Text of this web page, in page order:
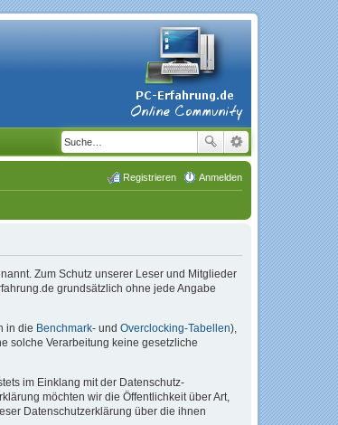
Anmelden
Registrieren
Zum Schutz unserer Leser und Mitglieder
grundsätzlich ohne jede Angabe
in die Benchmark- und Overclocking-Tabellen),
solche Verarbeitung keine gesetzliche
im Einklang mit der Datenschutz-
möchten wir die Öffentlichkeit über Art,
Datenschutzerklärung über die ihnen